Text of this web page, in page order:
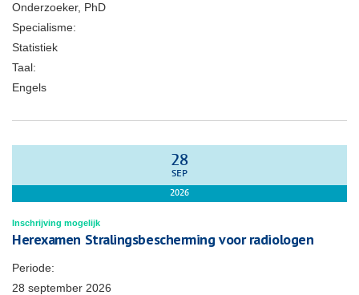
Onderzoeker, PhD
Specialisme:
Statistiek
Taal:
Engels
28
SEP
2026
Inschrijving mogelijk
Herexamen Stralingsbescherming voor radiologen
Periode:
28 september 2026